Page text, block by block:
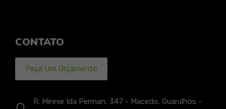
CONTATO
Peça Um Orçamento
R. Minnie Ida Perman, 347 - Macedo, Guarulhos -